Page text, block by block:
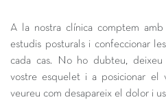
A la nostra clínica comptem
estudis posturals i confeccionar
cada cas. No ho dubteu, deixeu
vostre esquelet i a posicionar el
veureu com desapareix el dolor i